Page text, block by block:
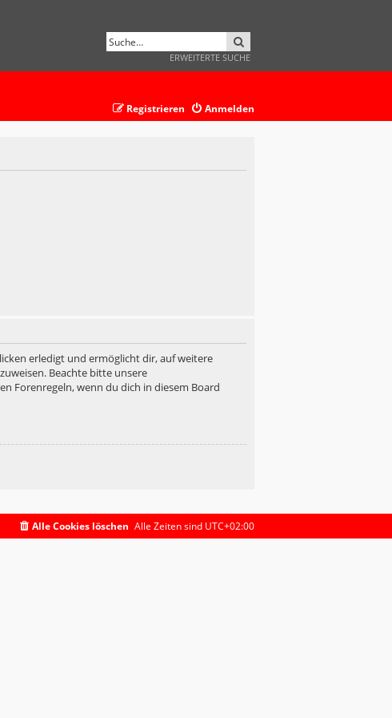
ERWEITERTE SUCHE
Anmelden
Registrieren
erledigt und ermöglicht dir, auf weitere
Beachte bitte unsere
Forenregeln, wenn du dich in diesem Board
Alle Zeiten sind UTC+02:00
Alle Cookies löschen